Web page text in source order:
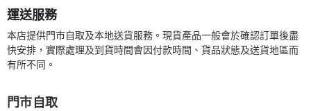
運送服務
本店提供門市自取及本地送貨服務。現貨產品一般會於確認訂單後盡
快安排，實際處理及到貨時間會因付款時間、貨品狀態及送貨地區而
有所不同。
門市自取